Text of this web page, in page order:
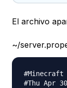
El archivo
~/
#Thu Apr